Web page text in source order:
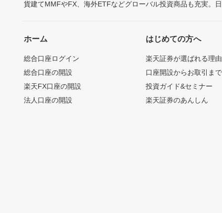
貨建てMMFやFX、海外ETFなどグローバル投資商品も充実。
ホーム
総合口座ログイン
総合口座の開設
楽天FX口座の開設
法人口座の開設
はじめての方へ
楽天証券が選ばれる理由
口座開設からお取引ま
投資ガイド&セミナー
楽天証券のあんしん